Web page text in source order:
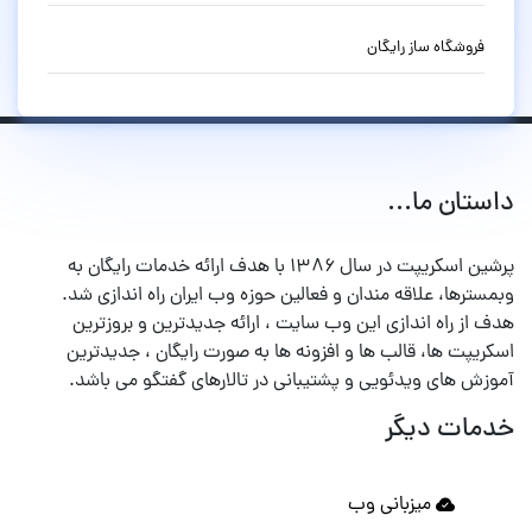
فروشگاه ساز رایگان
داستان ما...
پرشین اسکریپت در سال ۱۳۸۶ با هدف ارائه خدمات رایگان به
وبمسترها، علاقه مندان و فعالین حوزه وب ایران راه اندازی شد.
هدف از راه اندازی این وب سایت ، ارائه جدیدترین و بروزترین
اسکریپت ها، قالب ها و افزونه ها به صورت رایگان ، جدیدترین
آموزش های ویدئویی و پشتیبانی در تالارهای گفتگو می باشد.
خدمات دیگر
میزبانی وب